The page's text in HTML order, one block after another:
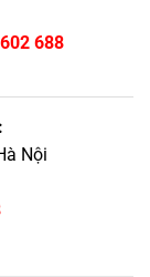
688
Nội